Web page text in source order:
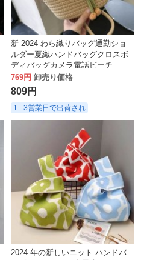
新 2024 わら織りバッグ通勤ショ
ルダー夏織ハンドバッグクロスボ
ディバッグカメラ電話ビーチ
769円 卸売り価格
809円
1 - 3営業日で出荷され
2024 年の新しいニット ハンドバ